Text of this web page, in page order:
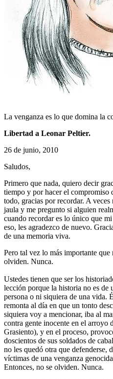
La venganza es lo que domina la
Libertad a Leonar Peltier.
26 de junio, 2010
Saludos,
Primero que nada, quiero decir
tiempo y por hacer el compromiso
todo, gracias por recordar. A veces
jaula y me pregunto si alguien
cuando recordar es lo único que
eso, les agradezco de nuevo.
de una memoria viva.
Pero tal vez lo más importante que
olviden. Nunca.
Ustedes tienen que ser los
lección porque la historia no es de
persona o ni siquiera de una vida.
remonta al día en que un tonto
siquiera voy a mencionar, iba al
contra gente inocente en el arroyo
Grasiento), y en el proceso,
doscientos de sus soldados de
no les quedó otra que defenderse,
víctimas de una venganza
Entonces, no se olviden. Nunca.